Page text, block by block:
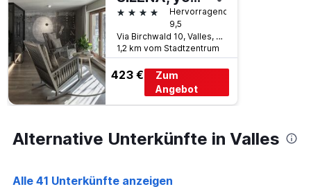
hat
1
Y-
Achse,
die
den
durchschnittlichen
Zimmerpreis
anzeigt.
4 Sterne
Hervorragend
9,5
Via Birchwald 10, Valles, Südtirol, Italien
1,2 km vom Stadtzentrum
423 €
Zum
Angebot
Alternative Unterkünfte in Valles
Alle 41 Unterkünfte anzeigen